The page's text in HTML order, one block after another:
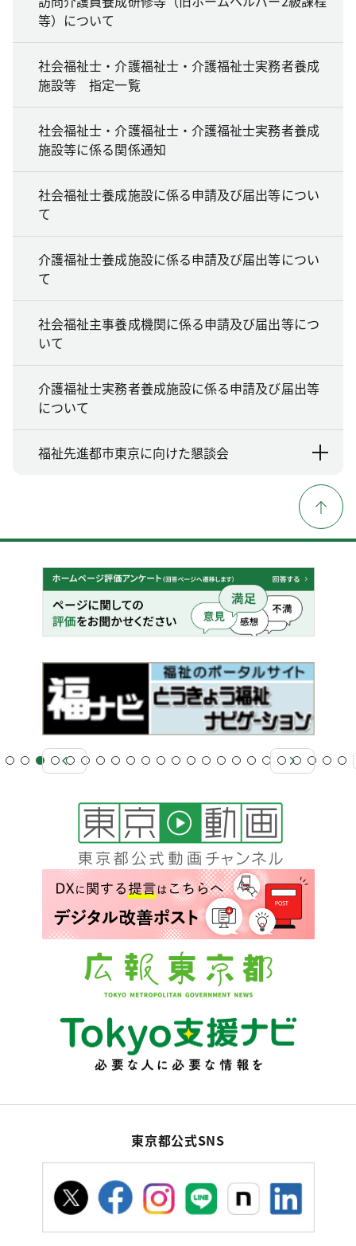
等）について
社会福祉士・介護福祉士・介護福祉士実務者養成
施設等 指定一覧
社会福祉士・介護福祉士・介護福祉士実務者養成
施設等に係る関係通知
社会福祉士養成施設に係る申請及び届出等につい
て
介護福祉士養成施設に係る申請及び届出等につい
て
社会福祉主事養成機関に係る申請及び届出等につ
いて
介護福祉士実務者養成施設に係る申請及び届出等
について
福祉先進都市東京に向けた懇談会
東京都公式SNS